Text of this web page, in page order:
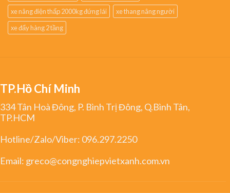
xe nâng điện thấp 2000kg đứng lái
xe thang nâng người
xe đẩy hàng 2 tầng
TP.Hồ Chí Minh
334 Tân Hoà Đông, P. Bình Trị Đông, Q.Bình Tân,
TP.HCM
Hotline/Zalo/Viber: 096.297.2250
Email: greco@congnghiepvietxanh.com.vn